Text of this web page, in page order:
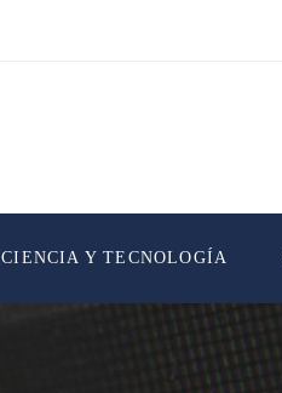
CIENCIA Y TECNOLOGÍA